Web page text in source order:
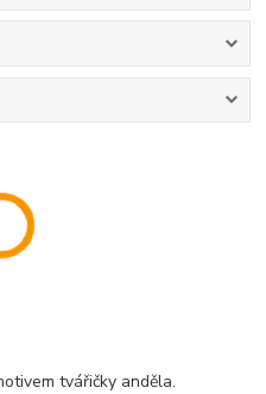
tvářičky anděla.